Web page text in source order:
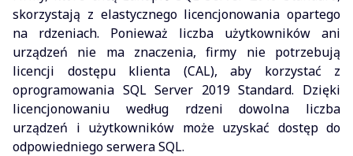
skorzystają z elastycznego licencjonowania opartego
na rdzeniach. Ponieważ liczba użytkowników ani
urządzeń nie ma znaczenia, firmy nie potrzebują
licencji dostępu klienta (CAL), aby korzystać z
oprogramowania SQL Server 2019 Standard. Dzięki
licencjonowaniu według rdzeni dowolna liczba
urządzeń i użytkowników może uzyskać dostęp do
odpowiedniego serwera SQL.